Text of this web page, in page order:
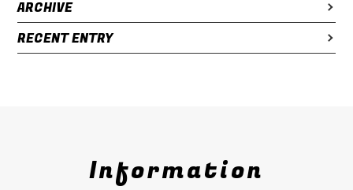
ARCHIVE
RECENT ENTRY
Information